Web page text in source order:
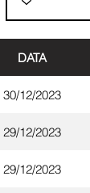
DATA
30/12/2023
29/12/2023
29/12/2023